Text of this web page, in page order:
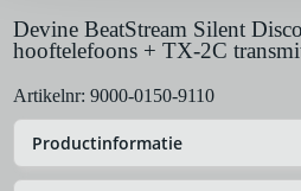
Devine BeatStream Silent
hooftelefoons + TX-2C
Artikelnr: 9000-0150-9110
Productinformatie